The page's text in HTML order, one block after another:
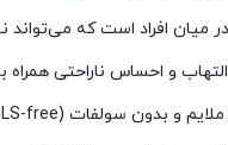
افراد است که می‌تواند